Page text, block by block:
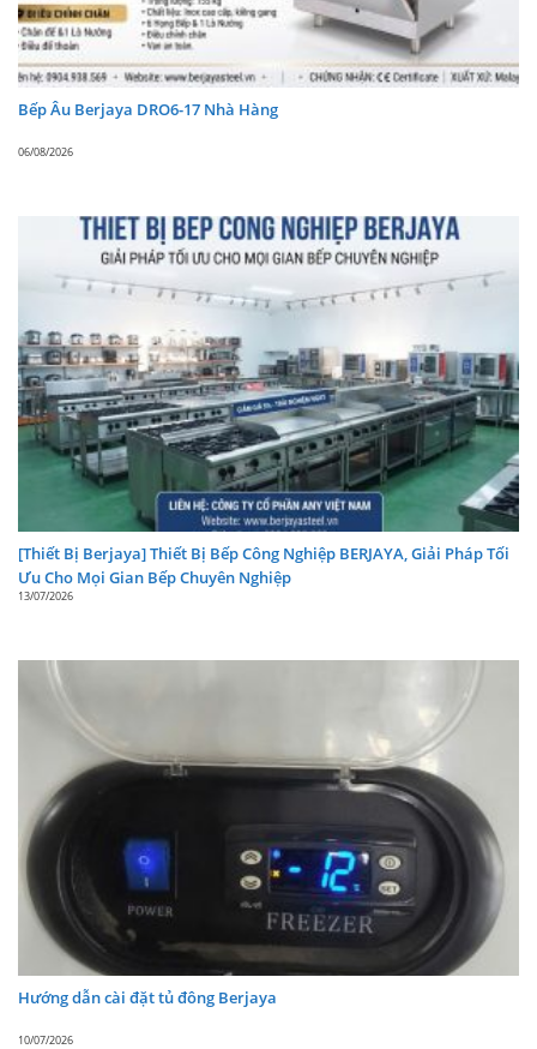
Bếp Âu Berjaya DRO6-17 Nhà Hàng
06/08/2026
[Thiết Bị Berjaya] Thiết Bị Bếp Công Nghiệp BERJAYA, Giải Pháp Tối
Ưu Cho Mọi Gian Bếp Chuyên Nghiệp
13/07/2026
Hướng dẫn cài đặt tủ đông Berjaya
10/07/2026